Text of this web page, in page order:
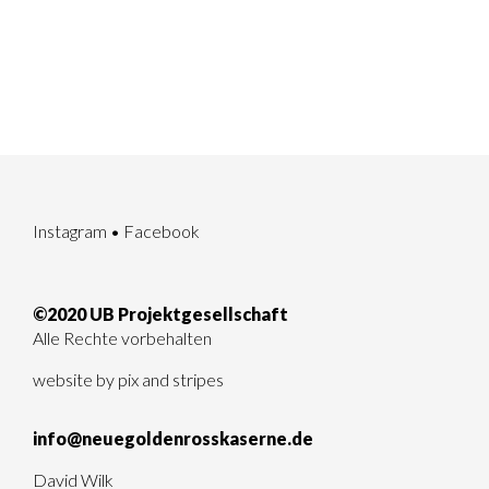
Instagram • Facebook
©2020 UB Projektgesellschaft
Alle Rechte vorbehalten
website by pix and stripes
info@neuegoldenrosskaserne.de
David Wilk